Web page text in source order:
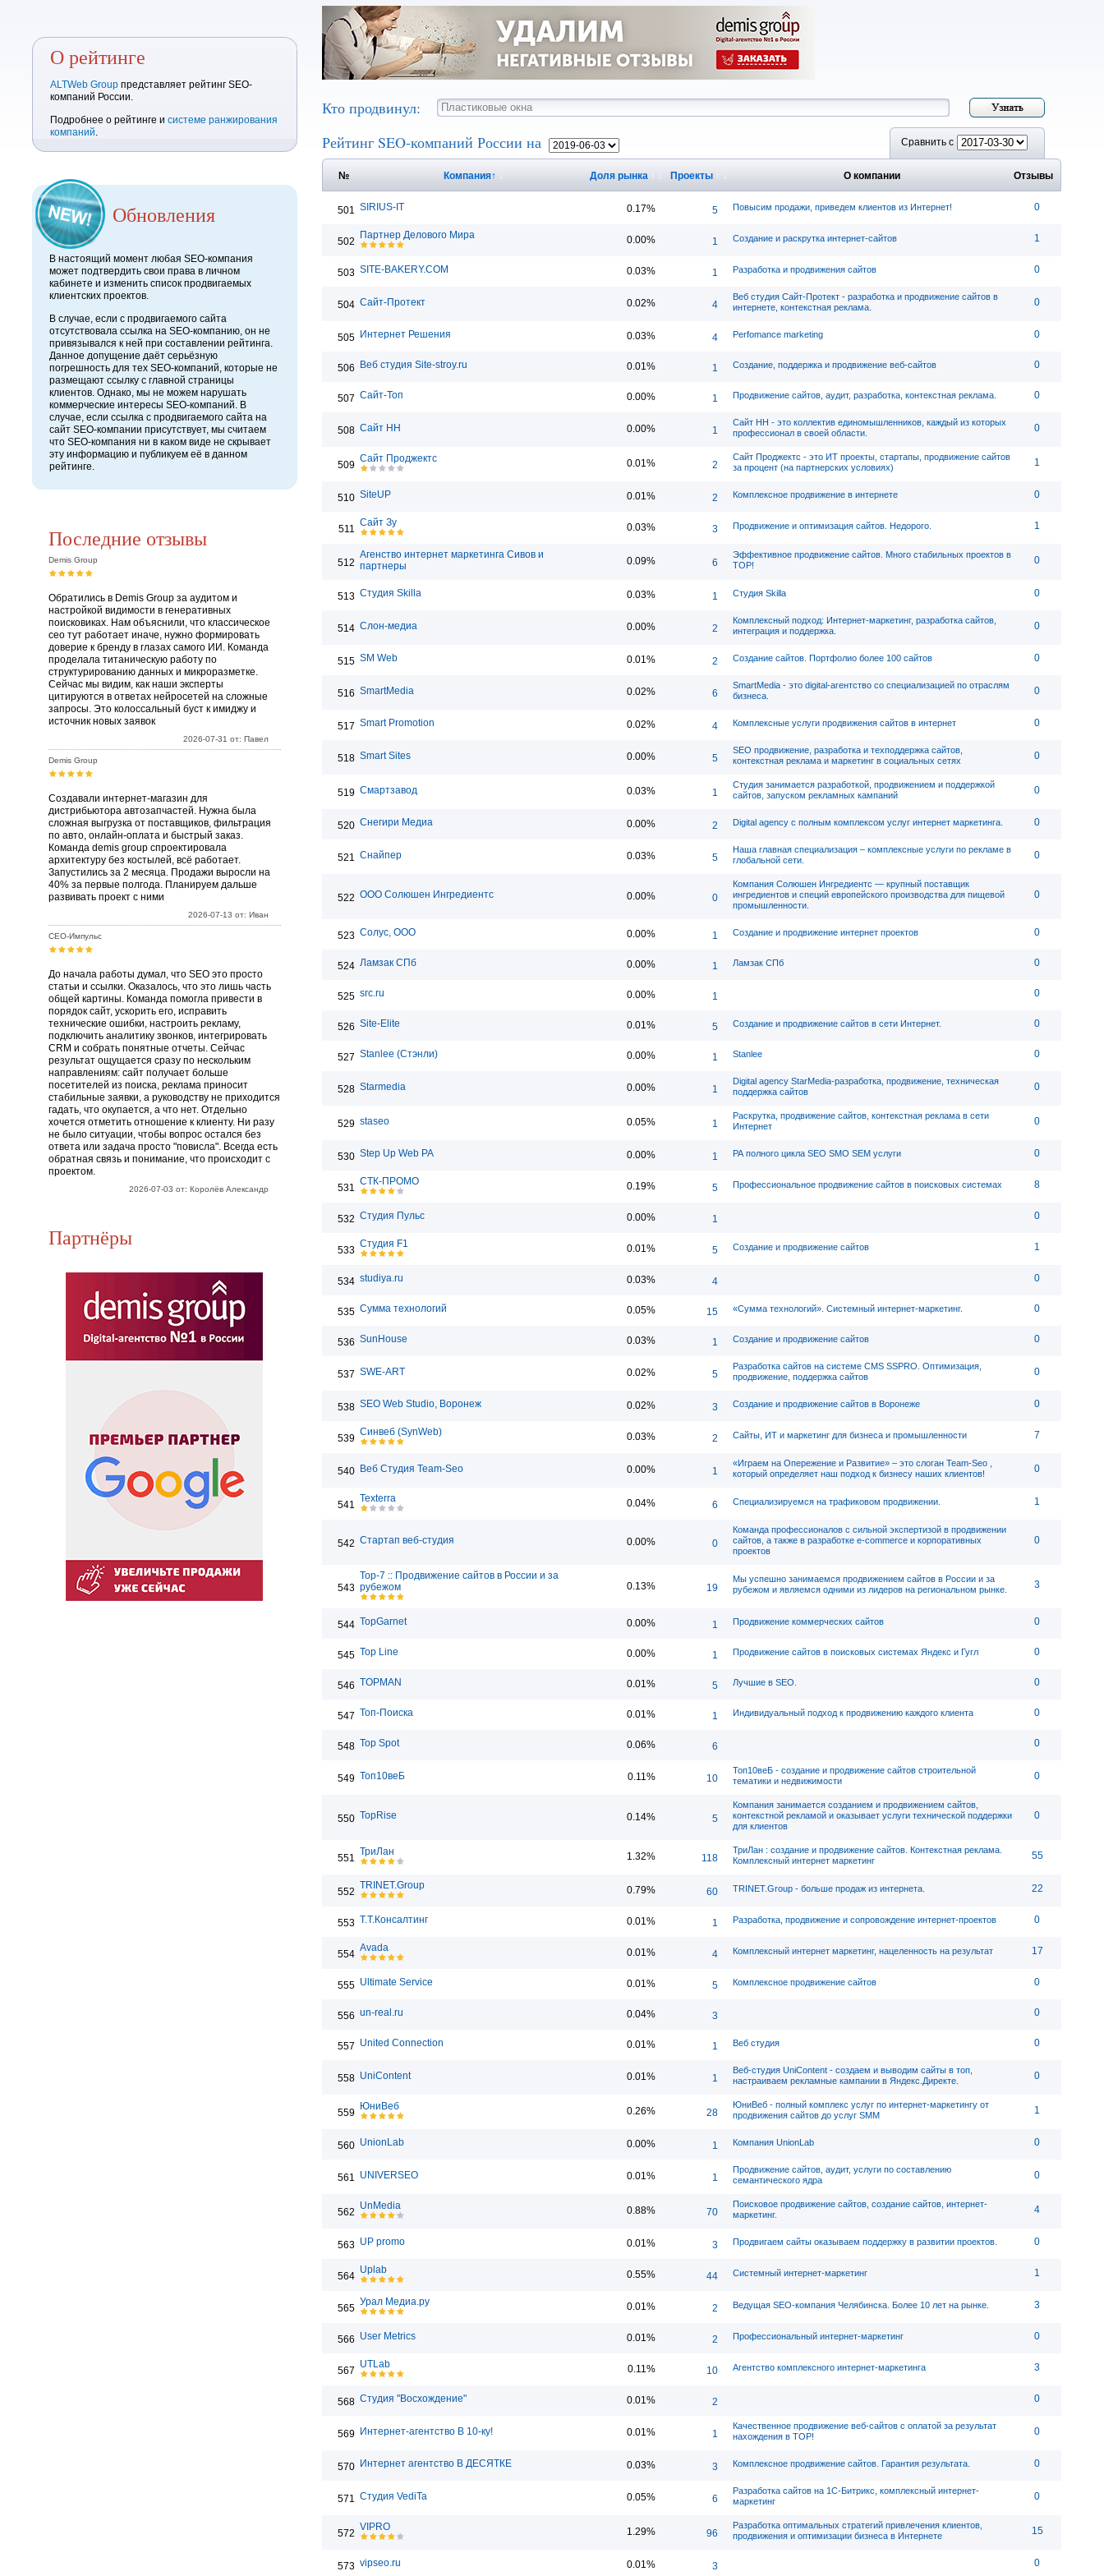
О рейтинге
ALTWeb Group представляет рейтинг SEO-
компаний России.
Подробнее о рейтинге и системе ранжирования
компаний.
Обновления
В настоящий момент любая SEO-компания
может подтвердить свои права в личном
кабинете и изменить список продвигаемых
клиентских проектов.
В случае, если с продвигаемого сайта
отсутствовала ссылка на SEO-компанию, он не
привязывался к ней при составлении рейтинга.
Данное допущение даёт серьёзную
погрешность для тех SEO-компаний, которые не
размещают ссылку с главной страницы
клиентов. Однако, мы не можем нарушать
коммерческие интересы SEO-компаний. В
случае, если ссылка с продвигаемого сайта на
сайт SEO-компании присутствует, мы считаем
что SEO-компания ни в каком виде не скрывает
эту информацию и публикуем её в данном
рейтинге.
Последние отзывы
Demis Group
Обратились в Demis Group за аудитом и
настройкой видимости в генеративных
поисковиках. Нам объяснили, что классическое
сео тут работает иначе, нужно формировать
доверие к бренду в глазах самого ИИ. Команда
проделала титаническую работу по
структурированию данных и микроразметке.
Сейчас мы видим, как наши эксперты
цитируются в ответах нейросетей на сложные
запросы. Это колоссальный буст к имиджу и
источник новых заявок
2026-07-31 от: Павел
Demis Group
Создавали интернет-магазин для
дистрибьютора автозапчастей. Нужна была
сложная выгрузка от поставщиков, фильтрация
по авто, онлайн-оплата и быстрый заказ.
Команда demis group спроектировала
архитектуру без костылей, всё работает.
Запустились за 2 месяца. Продажи выросли на
40% за первые полгода. Планируем дальше
развивать проект с ними
2026-07-13 от: Иван
СЕО-Импульс
До начала работы думал, что SEO это просто
статьи и ссылки. Оказалось, что это лишь часть
общей картины. Команда помогла привести в
порядок сайт, ускорить его, исправить
технические ошибки, настроить рекламу,
подключить аналитику звонков, интегрировать
CRM и собрать понятные отчеты. Сейчас
результат ощущается сразу по нескольким
направлениям: сайт получает больше
посетителей из поиска, реклама приносит
стабильные заявки, а руководству не приходится
гадать, что окупается, а что нет. Отдельно
хочется отметить отношение к клиенту. Ни разу
не было ситуации, чтобы вопрос остался без
ответа или задача просто "повисла". Всегда есть
обратная связь и понимание, что происходит с
проектом.
2026-07-03 от: Королёв Александр
Партнёры
Кто продвинул:
Рейтинг SEO-компаний России на
Сравнить с
№ Компания↑ Доля рынка Проекты О компании Отзывы
501 SIRIUS-IT 0.17% 5 Повысим продажи, приведем клиентов из Интернет! 0
502
Партнер Делового Мира 0.00% 1 Создание и раскрутка интернет-сайтов 1
503 SITE-BAKERY.COM 0.03% 1 Разработка и продвижения сайтов 0
504 Сайт-Протект 0.02% 4
Веб студия Сайт-Протект - разработка и продвижение сайтов в
интернете, контекстная реклама.
0
505 Интернет Решения 0.03% 4 Perfomance marketing 0
506 Веб студия Site-stroy.ru 0.01% 1 Создание, поддержка и продвижение веб-сайтов 0
507 Сайт-Топ 0.00% 1 Продвижение сайтов, аудит, разработка, контекстная реклама. 0
508 Сайт НН 0.00% 1
Сайт НН - это коллектив единомышленников, каждый из которых
профессионал в своей области.
0
509
Сайт Проджектс 0.01% 2
Сайт Проджектс - это ИТ проекты, стартапы, продвижение сайтов
за процент (на партнерских условиях)
1
510 SiteUP 0.01% 2 Комплексное продвижение в интернете 0
511
Сайт Зу 0.03% 3 Продвижение и оптимизация сайтов. Недорого. 1
512
Агенство интернет маркетинга Сивов и
партнеры
0.09% 6
Эффективное продвижение сайтов. Много стабильных проектов в
TOP!
0
513 Студия Skilla 0.03% 1 Студия Skilla 0
514 Слон-медиа 0.00% 2
Комплексный подход: Интернет-маркетинг, разработка сайтов,
интеграция и поддержка.
0
515 SM Web 0.01% 2 Создание сайтов. Портфолио более 100 сайтов 0
516 SmartMedia 0.02% 6
SmartMedia - это digital-агентство со специализацией по отраслям
бизнеса.
0
517 Smart Promotion 0.02% 4 Комплексные услуги продвижения сайтов в интернет 0
518 Smart Sites 0.00% 5
SEO продвижение, разработка и техподдержка сайтов,
контекстная реклама и маркетинг в социальных сетях
0
519 Смартзавод 0.03% 1
Студия занимается разработкой, продвижением и поддержкой
сайтов, запуском рекламных кампаний
0
520 Снегири Медиа 0.00% 2 Digital agency c полным комплексом услуг интернет маркетинга. 0
521 Снайпер 0.03% 5
Наша главная специализация – комплексные услуги по рекламе в
глобальной сети.
0
522 ООО Солюшен Ингредиентс 0.00% 0
Компания Солюшен Ингредиентс — крупный поставщик
ингредиентов и специй европейского производства для пищевой
промышленности.
0
523 Солус, ООО 0.00% 1 Создание и продвижение интернет проектов 0
524 Ламзак СПб 0.00% 1 Ламзак СПб 0
525 src.ru 0.00% 1 0
526 Site-Elite 0.01% 5 Создание и продвижение сайтов в сети Интернет. 0
527 Stanlee (Стэнли) 0.00% 1 Stanlee 0
528 Starmedia 0.00% 1
Digital agency StarMedia-разработка, продвижение, техническая
поддержка сайтов
0
529 staseo 0.05% 1
Раскрутка, продвижение сайтов, контекстная реклама в сети
Интернет
0
530 Step Up Web РА 0.00% 1 РА полного цикла SEO SMO SEM услуги 0
531
СТК-ПРОМО 0.19% 5 Профессиональное продвижение сайтов в поисковых системах 8
532 Студия Пульс 0.00% 1 0
533
Студия F1 0.01% 5 Создание и продвижение сайтов 1
534 studiya.ru 0.03% 4 0
535 Сумма технологий 0.05% 15 «Сумма технологий». Системный интернет-маркетинг. 0
536 SunHouse 0.03% 1 Создание и продвижение сайтов 0
537 SWE-ART 0.02% 5
Разработка сайтов на системе CMS SSPRO. Оптимизация,
продвижение, поддержка сайтов
0
538 SEO Web Studio, Воронеж 0.02% 3 Создание и продвижение сайтов в Воронеже 0
539
Синвеб (SynWeb) 0.03% 2 Сайты, ИТ и маркетинг для бизнеса и промышленности 7
540 Веб Студия Team-Seo 0.00% 1
«Играем на Опережение и Развитие» – это слоган Team-Seo ,
который определяет наш подход к бизнесу наших клиентов!
0
541
Texterra 0.04% 6 Специализируемся на трафиковом продвижении. 1
542 Стартап веб-студия 0.00% 0
Команда профессионалов с сильной экспертизой в продвижении
сайтов, а также в разработке e-commerce и корпоративных
проектов
0
543
Top-7 :: Продвижение сайтов в России и за
рубежом
0.13% 19
Мы успешно занимаемся продвижением сайтов в России и за
рубежом и являемся одними из лидеров на региональном рынке.
3
544 TopGarnet 0.00% 1 Продвижение коммерческих сайтов 0
545 Top Line 0.00% 1 Продвижение сайтов в поисковых системах Яндекс и Гугл 0
546 TOPMAN 0.01% 5 Лучшие в SEO. 0
547 Топ-Поиска 0.01% 1 Индивидуальный подход к продвижению каждого клиента 0
548 Top Spot 0.06% 6 0
549 Топ10веБ 0.11% 10
Топ10веБ - создание и продвижение сайтов строительной
тематики и недвижимости
0
550 TopRise 0.14% 5
Компания занимается созданием и продвижением сайтов,
контекстной рекламой и оказывает услуги технической поддержки
для клиентов
0
551
ТриЛан 1.32% 118
ТриЛан : создание и продвижение сайтов. Контекстная реклама.
Комплексный интернет маркетинг
55
552
TRINET.Group 0.79% 60 TRINET.Group - больше продаж из интернета. 22
553 Т.Т.Консалтинг 0.01% 1 Разработка, продвижение и сопровождение интернет-проектов 0
554
Avada 0.01% 4 Комплексный интернет маркетинг, нацеленность на результат 17
555 Ultimate Service 0.01% 5 Комплексное продвижение сайтов 0
556 un-real.ru 0.04% 3 0
557 United Connection 0.01% 1 Веб студия 0
558 UniContent 0.01% 1
Веб-студия UniContent - cоздаем и выводим сайты в топ,
настраиваем рекламные кампании в Яндекс.Директе.
0
559
ЮниВеб 0.26% 28
ЮниВеб - полный комплекс услуг по интернет-маркетингу от
продвижения сайтов до услуг SMM
1
560 UnionLab 0.00% 1 Компания UnionLab 0
561 UNIVERSEO 0.01% 1
Продвижение сайтов, аудит, услуги по составлению
семантического ядра
0
562
UnMedia 0.88% 70
Поисковое продвижение сайтов, создание сайтов, интернет-
маркетинг.
4
563 UP promo 0.01% 3 Продвигаем сайты оказываем поддержку в развитии проектов. 0
564
Uplab 0.55% 44 Системный интернет-маркетинг 1
565
Урал Медиа.ру 0.01% 2 Ведущая SEO-компания Челябинска. Более 10 лет на рынке. 3
566 User Metrics 0.01% 2 Профессиональный интернет-маркетинг 0
567
UTLab 0.11% 10 Агентство комплексного интернет-маркетинга 3
568 Студия "Восхождение" 0.01% 2 0
569 Интернет-агентство В 10-ку! 0.01% 1
Качественное продвижение веб-сайтов с оплатой за результат
нахождения в ТОР!
0
570 Интернет агентство В ДЕСЯТКЕ 0.03% 3 Комплексное продвижение сайтов. Гарантия результата. 0
571 Студия VediTa 0.05% 6
Разработка сайтов на 1С-Битрикс, комплексный интернет-
маркетинг
0
572
VIPRO 1.29% 96
Разработка оптимальных стратегий привлечения клиентов,
продвижения и оптимизации бизнеса в Интернете
15
573 vipseo.ru 0.01% 3 0